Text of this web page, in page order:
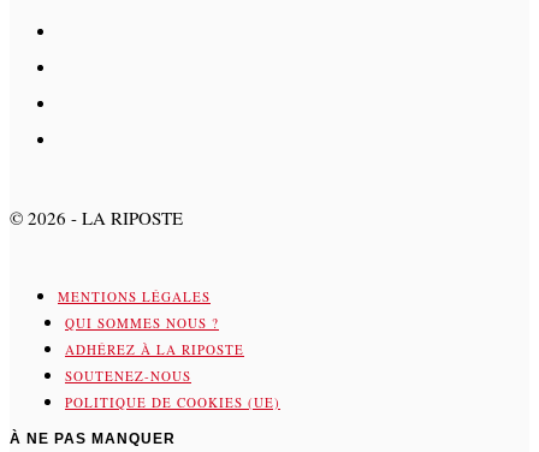
© 2026 - LA RIPOSTE
MENTIONS LÉGALES
QUI SOMMES NOUS ?
ADHÉREZ À LA RIPOSTE
SOUTENEZ-NOUS
POLITIQUE DE COOKIES (UE)
À NE PAS MANQUER